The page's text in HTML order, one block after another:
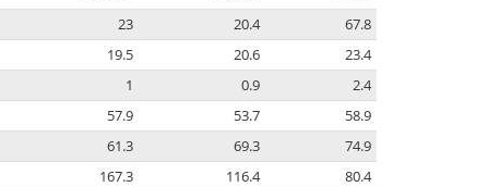
23 20.4
67.8
19.5 20.6
23.4
1 0.9
2.4
57.9 53.7
58.9
61.3 69.3
74.9
167.3 116.4
80.4